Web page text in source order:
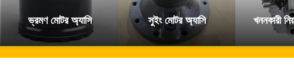
ভ্রমণ মোটর অ্যাসি সুইং মোটর অ্যাসি খননকারী